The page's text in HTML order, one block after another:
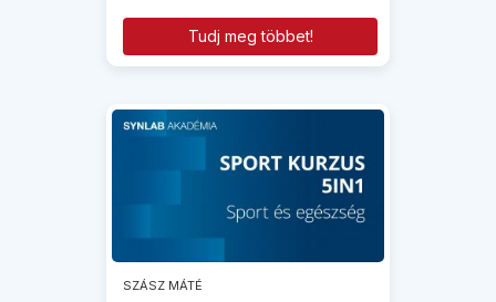
Tudj meg többet!
SZÁSZ MÁTÉ